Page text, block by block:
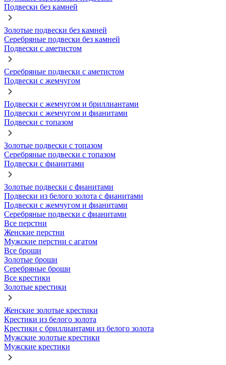
Подвески без камней
Золотые подвески без камней
Серебряные подвески без камней
Подвески с аметистом
Серебряные подвески с аметистом
Подвески с жемчугом
Подвески с жемчугом и бриллиантами
Подвески с жемчугом и фианитами
Подвески с топазом
Золотые подвески с топазом
Серебряные подвески с топазом
Подвески с фианитами
Золотые подвески с фианитами
Подвески из белого золота с фианитами
Подвески с жемчугом и фианитами
Серебряные подвески с фианитами
Все перстни
Женские перстни
Мужские перстни с агатом
Все броши
Золотые броши
Серебряные броши
Все крестики
Золотые крестики
Женские золотые крестики
Крестики из белого золота
Крестики с бриллиантами из белого золота
Мужские золотые крестики
Мужские крестики